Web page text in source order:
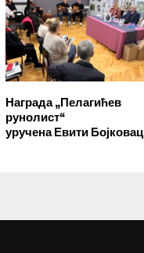
Награда „Пелагићев
рунолист“
уручена Евити Бојковац